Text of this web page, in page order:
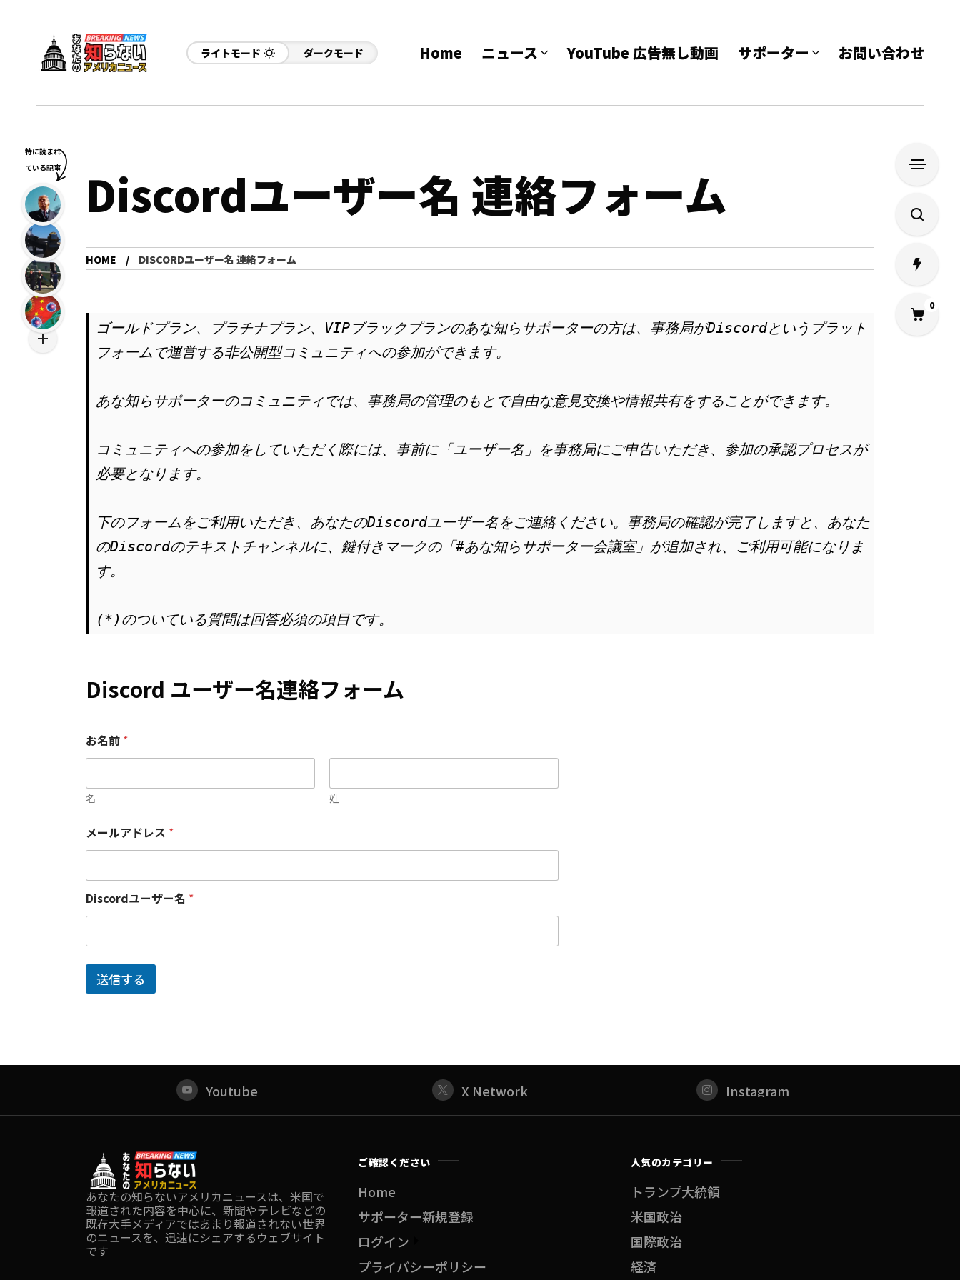
ライトモード ダークモード Home ニュース YouTube 広告無し動画 サポーター お問い合わせ
Discordユーザー名 連絡フォーム
HOME DISCORDユーザー名 連絡フォーム
ゴールドプラン、プラチナプラン、VIPブラックプランのあな知らサポーターの方は、事務局がDiscordというプラット
フォームで運営する非公開型コミュニティへの参加ができます。
あな知らサポーターのコミュニティでは、事務局の管理のもとで自由な意見交換や情報共有をすることができます。
コミュニティへの参加をしていただく際には、事前に「ユーザー名」を事務局にご申告いただき、参加の承認プロセスが
必要となります。
下のフォームをご利用いただき、あなたのDiscordユーザー名をご連絡ください。事務局の確認が完了しますと、あなた
のDiscordのテキストチャンネルに、鍵付きマークの「#あな知らサポーター会議室」が追加され、ご利用可能になりま
す。
(*)のついている質問は回答必須の項目です。
Discord ユーザー名連絡フォーム
お名前 *
名 姓
i
s
o
d
ユ
ザ
名
お
名
c
ユ
名
メールアドレス *
Discordユーザー名 *
送信する
Youtube X Network Instagram
あなたの知らないアメリカニュースは、米国で
報道された内容を中心に、新聞やテレビなどの
既存大手メディアではあまり報道されない世界
のニュースを、迅速にシェアするウェブサイト
です
ご確認ください
Home
サポーター新規登録
ログイン
プライバシーポリシー
人気のカテゴリー
トランプ大統領
米国政治
国際政治
経済
0
特に読まれ
ている記事